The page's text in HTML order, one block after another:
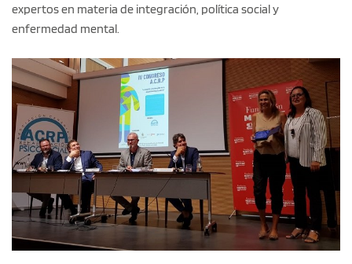
expertos en materia de integración, política social y
enfermedad mental.